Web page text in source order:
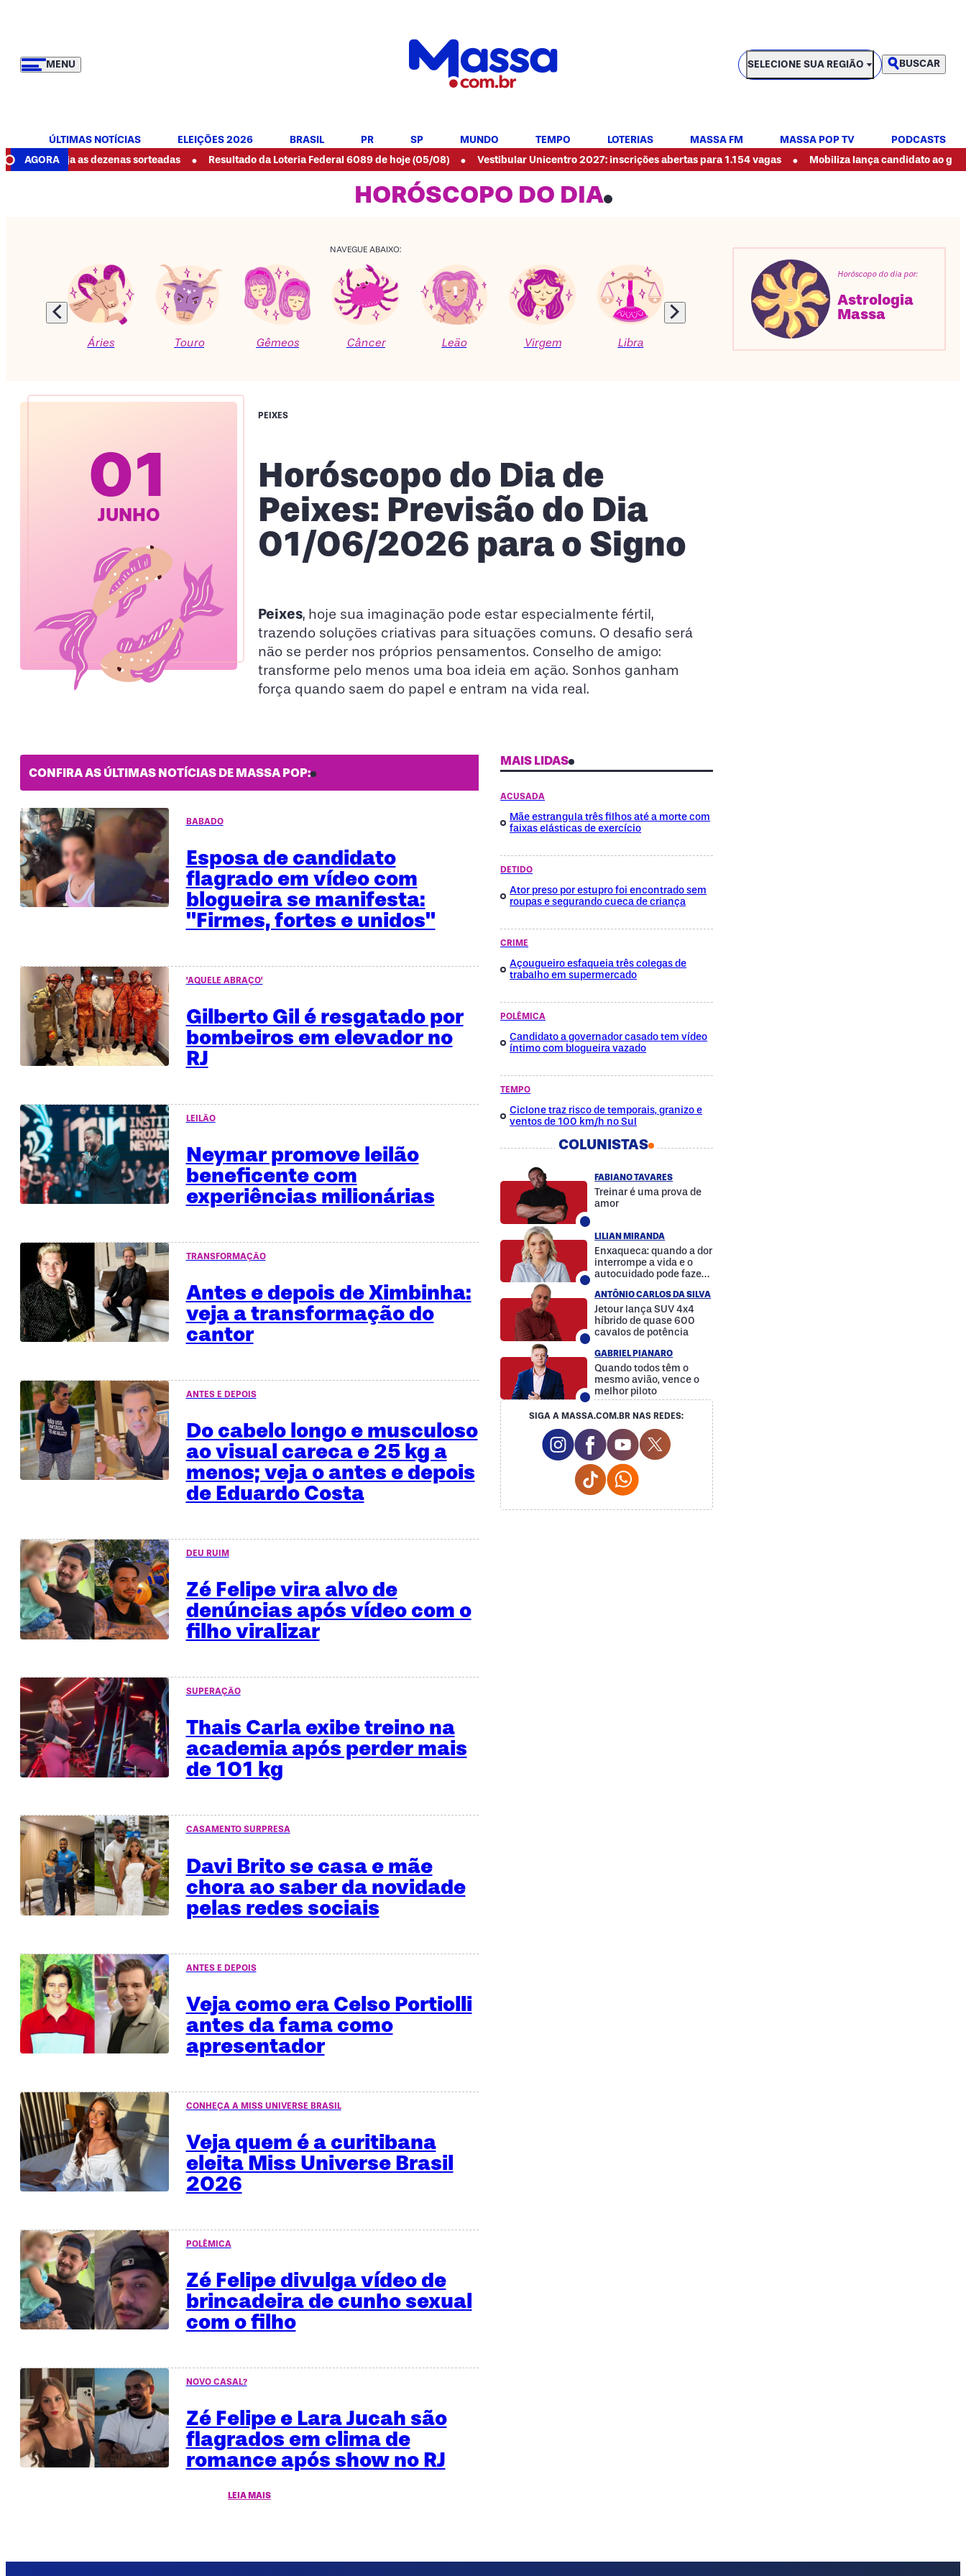
MENU
SELECIONE SUA REGIÃO
SELECIONE SUA REGIÃO BUSCAR
ÚLTIMAS NOTÍCIAS ELEIÇÕES 2026 BRASIL PR SP MUNDO TEMPO LOTERIAS MASSA FM MASSA POP TV
PODCASTS
AGORA
as dezenas sorteadas • Resultado da Loteria Federal 6089 de hoje (05/08) • Vestibular Unicentro 2027: inscrições abertas para 1.154 vagas • Mobiliza lança candidato ao governo do
HORÓSCOPO DO DIA
NAVEGUE ABAIXO:
Áries Touro Gêmeos Câncer Leão Virgem Libra Escorpião Capricórnio
Horóscopo do dia por:
Astrologia
Massa
01
JUNHO
PEIXES
Horóscopo do Dia de
Peixes: Previsão do Dia
01/06/2026 para o Signo
Peixes, hoje sua imaginação pode estar especialmente fértil,
trazendo soluções criativas para situações comuns. O desafio será
não se perder nos próprios pensamentos. Conselho de amigo:
transforme pelo menos uma boa ideia em ação. Sonhos ganham
força quando saem do papel e entram na vida real.
CONFIRA AS ÚLTIMAS NOTÍCIAS DE MASSA POP:
BABADO
Esposa de candidato
flagrado em vídeo com
blogueira se manifesta:
"Firmes, fortes e unidos"
'AQUELE ABRAÇO'
Gilberto Gil é resgatado por
bombeiros em elevador no
RJ
LEILÃO
Neymar promove leilão
beneficente com
experiências milionárias
TRANSFORMAÇÃO
Antes e depois de Ximbinha:
veja a transformação do
cantor
ANTES E DEPOIS
Do cabelo longo e musculoso
ao visual careca e 25 kg a
menos; veja o antes e depois
de Eduardo Costa
DEU RUIM
Zé Felipe vira alvo de
denúncias após vídeo com o
filho viralizar
SUPERAÇÃO
Thais Carla exibe treino na
academia após perder mais
de 101 kg
CASAMENTO SURPRESA
Davi Brito se casa e mãe
chora ao saber da novidade
pelas redes sociais
ANTES E DEPOIS
Veja como era Celso Portiolli
antes da fama como
apresentador
CONHEÇA A MISS UNIVERSE BRASIL
Veja quem é a curitibana
eleita Miss Universe Brasil
2026
POLÊMICA
Zé Felipe divulga vídeo de
brincadeira de cunho sexual
com o filho
NOVO CASAL?
Zé Felipe e Lara Jucah são
flagrados em clima de
romance após show no RJ
LEIA MAIS
MAIS LIDAS
ACUSADA
Mãe estrangula três filhos até a morte com
faixas elásticas de exercício
DETIDO
Ator preso por estupro foi encontrado sem
roupas e segurando cueca de criança
CRIME
Açougueiro esfaqueia três colegas de
trabalho em supermercado
POLÊMICA
Candidato a governador casado tem vídeo
íntimo com blogueira vazado
TEMPO
Ciclone traz risco de temporais, granizo e
ventos de 100 km/h no Sul
COLUNISTAS
FABIANO TAVARES
Treinar é uma prova de
amor
LILIAN MIRANDA
Enxaqueca: quando a dor
interrompe a vida e o
autocuidado pode fazer
ANTÔNIO CARLOS DA SILVA
Jetour lança SUV 4x4
híbrido de quase 600
cavalos de potência
GABRIEL PIANARO
Quando todos têm o
mesmo avião, vence o
melhor piloto
SIGA A MASSA.COM.BR NAS REDES:
Instagram Social Media
Facebook Social Media
Youtube Social Media
Twitter Social Media
Tiktok Social Media
Whatsapp Social Media